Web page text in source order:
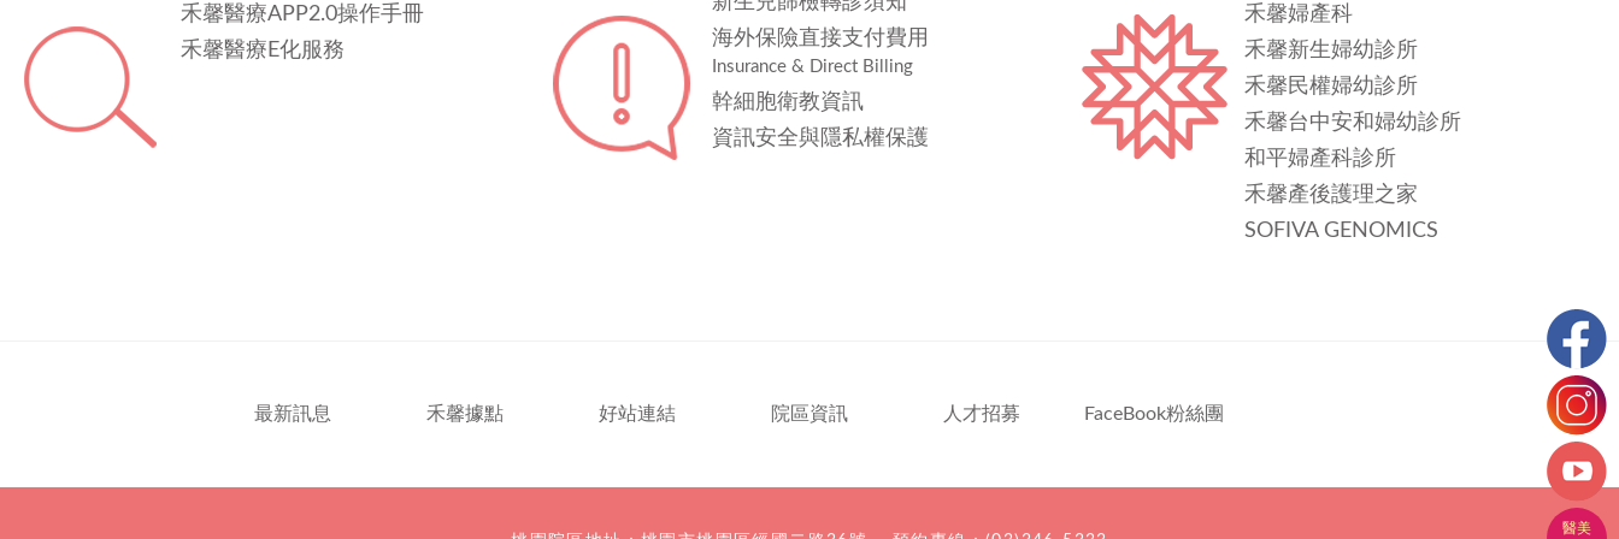
禾馨醫療APP2.0操作手冊
禾馨醫療E化服務
海外保險直接支付費用
Insurance & Direct Billing
幹細胞衛教資訊
資訊安全與隱私權保護
禾馨婦產科
禾馨新生婦幼診所
禾馨民權婦幼診所
禾馨台中安和婦幼診所
和平婦產科診所
禾馨產後護理之家
SOFIVA GENOMICS
最新訊息 禾馨據點 好站連結 院區資訊 人才招募 FaceBook粉絲團